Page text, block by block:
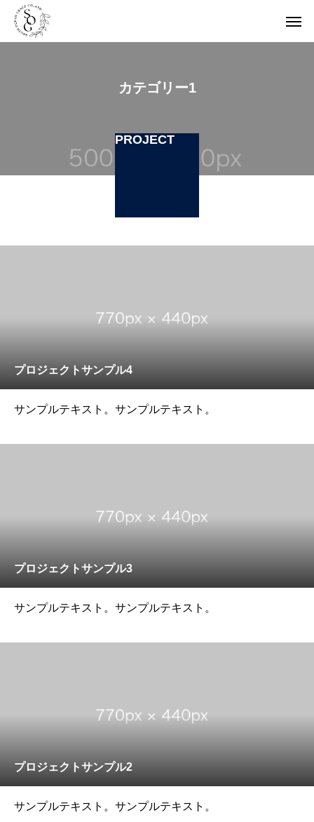
カテゴリー1
PROJECT
プロジェクトサンプル4
サンプルテキスト。サンプルテキスト。
プロジェクトサンプル3
サンプルテキスト。サンプルテキスト。
プロジェクトサンプル2
サンプルテキスト。サンプルテキスト。